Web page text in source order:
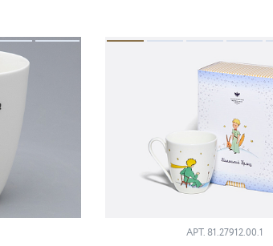
АРТ. 81.27912.00.1